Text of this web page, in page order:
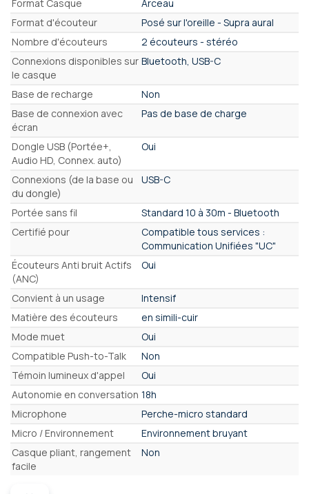
Format Casque
Arceau
Format d'écouteur
Posé sur l'oreille - Supra aural
Nombre d'écouteurs
2 écouteurs - stéréo
Connexions disponibles sur
le casque
Bluetooth, USB-C
Base de recharge
Non
Base de connexion avec
écran
Pas de base de charge
Dongle USB (Portée+,
Audio HD, Connex. auto)
Oui
Connexions (de la base ou
du dongle)
USB-C
Portée sans fil
Standard 10 à 30m - Bluetooth
Certifié pour
Compatible tous services :
Communication Unifiées "UC"
Écouteurs Anti bruit Actifs
(ANC)
Oui
Convient à un usage
Intensif
Matière des écouteurs
en simili-cuir
Mode muet
Oui
Compatible Push-to-Talk
Non
Témoin lumineux d'appel
Oui
Autonomie en conversation 18h
Microphone
Perche-micro standard
Micro / Environnement
Environnement bruyant
Casque pliant, rangement
facile
Non